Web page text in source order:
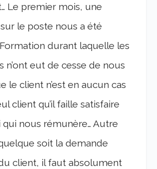
Le premier mois, une
le poste nous a été
durant laquelle les
n’ont eut de cesse de nous
le client n’est en aucun cas
client qu’il faille satisfaire
nous rémunère… Autre
soit la demande
client, il faut absolument